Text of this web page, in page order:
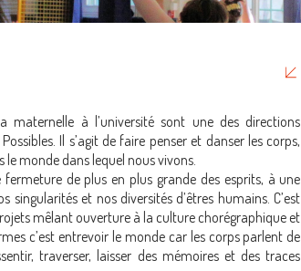
maternelle à l’université sont une des directions
Il s’agit de faire penser et danser les corps,
monde dans lequel nous vivons.
de plus en plus grande des esprits, à une
et nos diversités d’êtres humains. C’est
mêlant ouverture à la culture chorégraphique et
c’est entrevoir le monde car les corps parlent de
traverser, laisser des mémoires et des traces